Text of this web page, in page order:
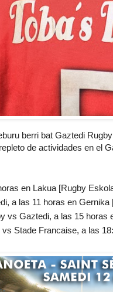
berri bat Gaztedi
de actividades en el
en Lakua [Rugby
a las 11 horas en Gernika
vs Gaztedi, a las 15 horas
Stade Francaise, a las